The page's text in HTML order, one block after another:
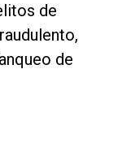
de
de